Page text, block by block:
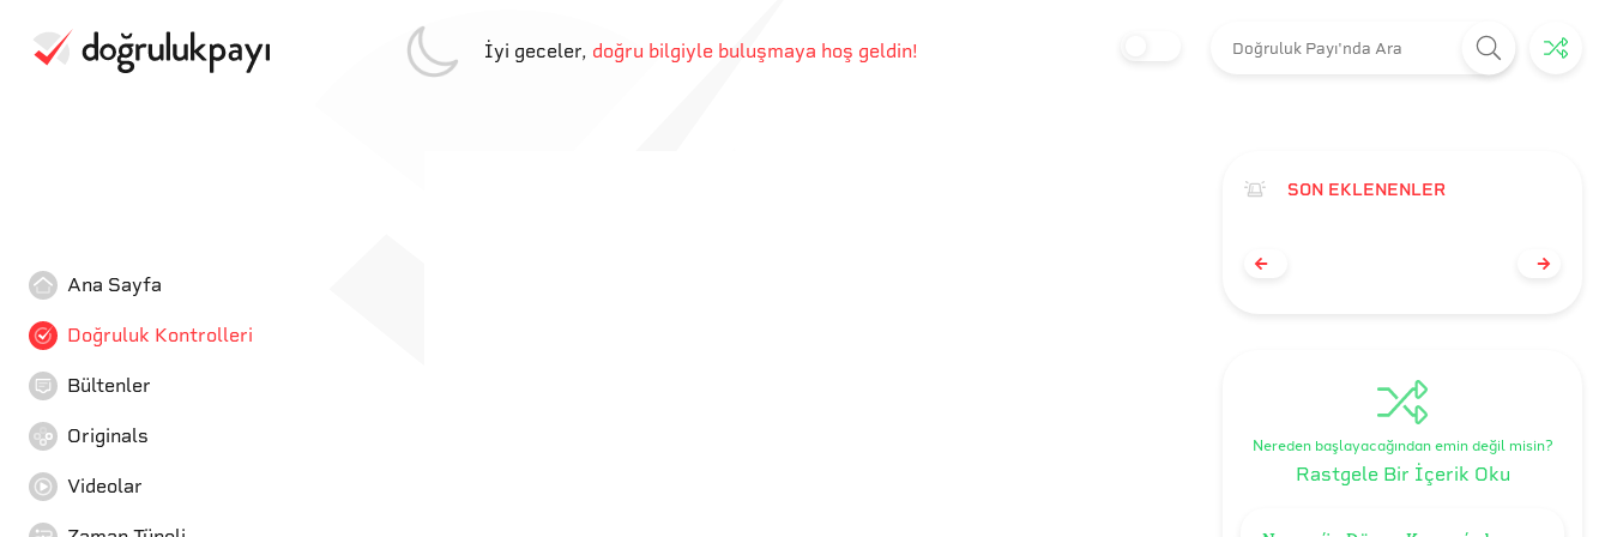
İyi geceler, doğru bilgiyle buluşmaya hoş geldin!
Ana Sayfa
Doğruluk Kontrolleri
Bültenler
Originals
Videolar
SON EKLENENLER
Nereden başlayacağından emin değil misin?
Rastgele Bir İçerik Oku